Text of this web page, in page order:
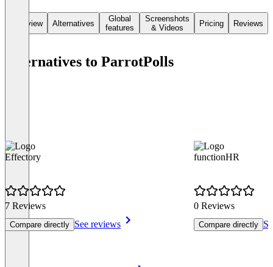
Overview Alternatives
Global
features
Screenshots
& Videos
Pricing Reviews
Alternatives to ParrotPolls
Effectory
7 Reviews
Compare directly See reviews
functionHR
0 Reviews
Compare directly